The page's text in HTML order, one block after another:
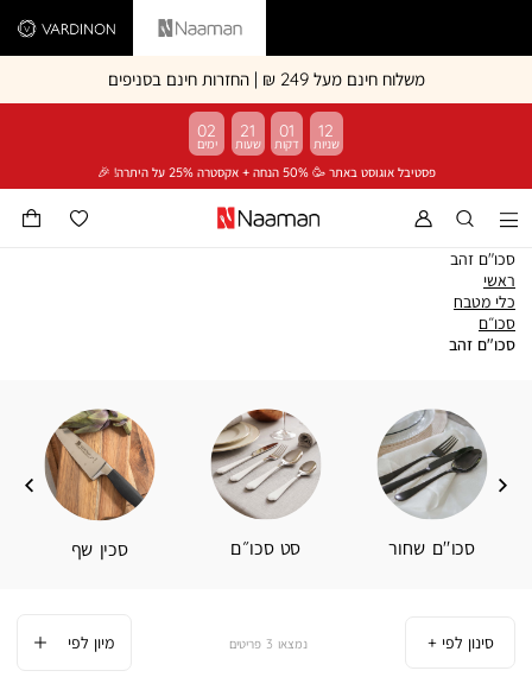
Vardinon Naaman
משלוח חינם מעל 249 ₪ | החזרות חינם בסניפים
פסטיבל אוגוסט באתר 🥳 50% הנחה + אקסטרה 25% על היתרה! 🎉
02 21 01 12
סכו"ם זהב
ראשי
כלי מטבחכלי
סכו״ם
סכו"ם זהבסכו"ם
סכין שף סט סכו״ם סכו"ם שחור
סינון לפי 3 פריטים